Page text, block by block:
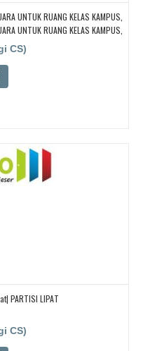
UNTUK RUANG KELAS KAMPUS,
UNTUK RUANG KELAS KAMPUS,
UNTUK RUANG KELAS KAMPUS,
UNTUK RUANG KELAS KAMPUS,
UNTUK RUANG KELAS KAMPUS
CS)
PARTISI LIPAT
CS)